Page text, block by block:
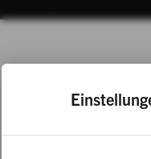
und was daraus
Ein neues Wesen wacht